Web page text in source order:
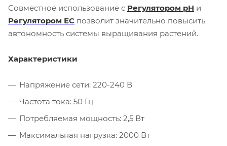
Совместное использование с Регулятором рН и
Регулятором ЕС позволит значительно повысить
автономность системы выращивания растений.
Характеристики
Напряжение сети: 220-240 В
Частота тока: 50 Гц
Потребляемая мощность: 2,5 Вт
Максимальная нагрузка: 2000 Вт